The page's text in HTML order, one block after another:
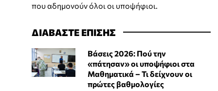
που αδημονούν όλοι οι υποψήφιοι.
ΔΙΑΒΑΣΤΕ ΕΠΙΣΗΣ
Βάσεις 2026: Πού την
«πάτησαν» οι υποψήφιοι στα
Μαθηματικά – Τι δείχνουν οι
πρώτες βαθμολογίες